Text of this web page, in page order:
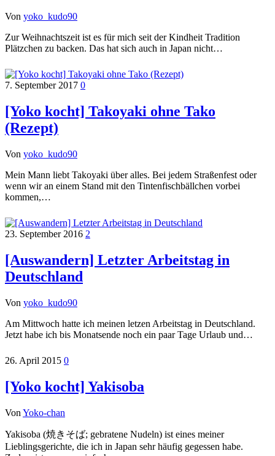
Von yoko_kudo90
Zur Weihnachtszeit ist es für mich seit der Kindheit Tradition
Plätzchen zu backen. Das hat sich auch in Japan nicht…
7. September 2017 0
[Yoko kocht] Takoyaki ohne Tako
(Rezept)
Von yoko_kudo90
Mein Mann liebt Takoyaki über alles. Bei jedem Straßenfest oder
wenn wir an einem Stand mit den Tintenfischbällchen vorbei
kommen,…
23. September 2016 2
[Auswandern] Letzter Arbeitstag in
Deutschland
Von yoko_kudo90
Am Mittwoch hatte ich meinen letzen Arbeitstag in Deutschland.
Jetzt habe ich bis Monatsende noch ein paar Tage Urlaub und…
26. April 2015 0
[Yoko kocht] Yakisoba
Von Yoko-chan
Yakisoba (焼きそば; gebratene Nudeln) ist eines meiner
Lieblingsgerichte, die ich in Japan sehr häufig gegessen habe.